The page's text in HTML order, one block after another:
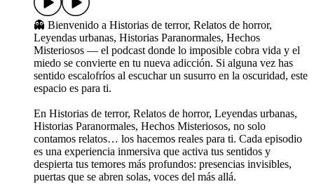
👻 Bienvenido a Historias de terror, Relatos de horror,
Leyendas urbanas, Historias Paranormales, Hechos
Misteriosos — el podcast donde lo imposible cobra vida y el
miedo se convierte en tu nueva adicción. Si alguna vez has
sentido escalofríos al escuchar un susurro en la oscuridad, este
espacio es para ti.
En Historias de terror, Relatos de horror, Leyendas urbanas,
Historias Paranormales, Hechos Misteriosos, no solo
contamos relatos… los hacemos reales para ti. Cada episodio
es una experiencia inmersiva que activa tus sentidos y
despierta tus temores más profundos: presencias invisibles,
puertas que se abren solas, voces del más allá.